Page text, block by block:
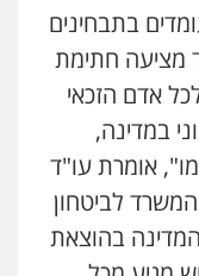
בתבחינים
מציעה חתימת
אדם הזכאי
במדינה,
אומרת עו"ד
לביטחון
בהוצאת